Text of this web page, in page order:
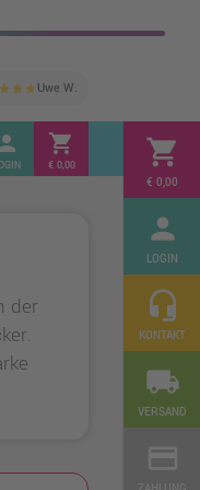
star star star Uwe W.
shopping_cart
€ 0,00
person
LOGIN
headset_mic
KONTAKT
local_shipping
VERSAND
shopping_cart
€ 0,00
der